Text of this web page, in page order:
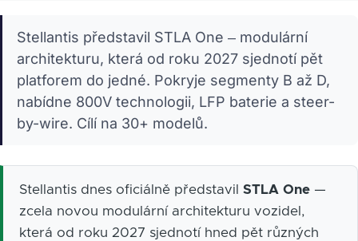
Stellantis představil STLA One – modulární
architekturu, která od roku 2027 sjednotí pět
platforem do jedné. Pokryje segmenty B až D,
nabídne 800V technologii, LFP baterie a steer-
by-wire. Cílí na 30+ modelů.
Stellantis dnes oficiálně představil STLA One —
zcela novou modulární architekturu vozidel,
která od roku 2027 sjednotí hned pět různých